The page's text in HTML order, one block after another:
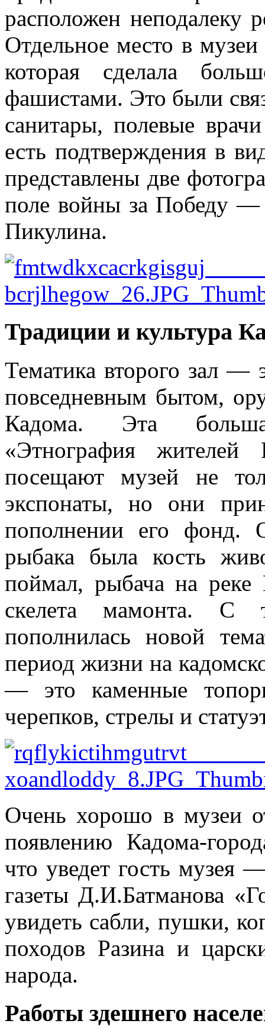
расположен
Отдельное место в
которая сделала
фашистами. Это были
санитары, полевые
есть подтверждения в
представлены две
поле войны за Победу
Пикулина.
Традиции и культура
Тематика второго зал —
повседневным бытом,
Кадома. Эта
«Этнография
посещают музей не
экспонаты, но они
пополнении его фонд.
рыбака была кость
поймал, рыбача на
скелета мамонта. С
пополнилась новой
период жизни на
— это каменные
черепков, стрелы и
Очень хорошо в музеи
появлению Кадома-
что уведет гость музея
газеты Д.И.Батманова
увидеть сабли, пушки,
походов Разина и
народа.
Работы здешнего